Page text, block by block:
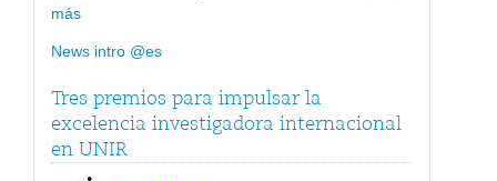
más
News intro @es
Tres premios para impulsar la
excelencia investigadora internacional
en UNIR